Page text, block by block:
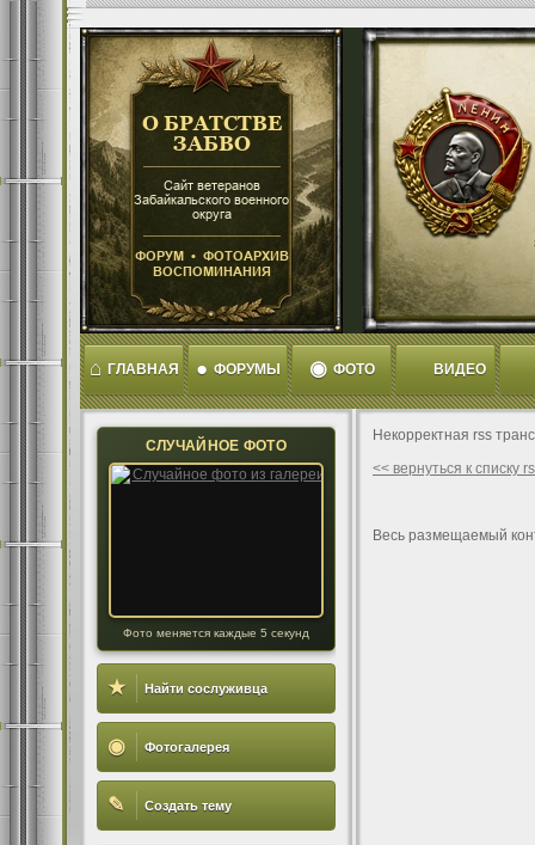
⌂ ГЛАВНАЯ ● ФОРУМЫ ◉ ФОТО ВИДЕО
СЛУЧАЙНОЕ ФОТО
Фото меняется каждые 5 секунд
★ Найти сослуживца
◉ Фотогалерея
✎ Создать тему
Некорректная rss
<< вернуться к списку
Весь размещаемый